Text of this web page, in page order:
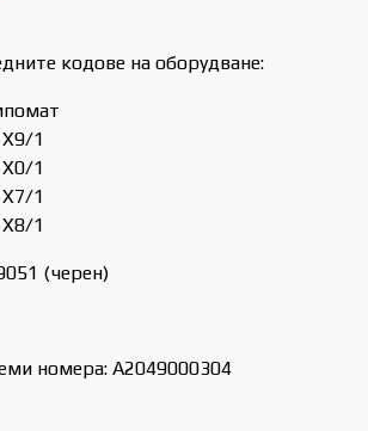
кодове на оборудване:
1
1
1
1
(черен)
номера: A2049000304